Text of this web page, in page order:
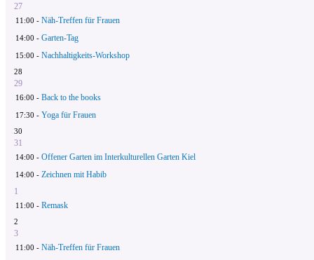
27
11:00 - Näh-Treffen für Frauen
14:00 - Garten-Tag
15:00 - Nachhaltigkeits-Workshop
28
29
16:00 - Back to the books
17:30 - Yoga für Frauen
30
31
14:00 - Offener Garten im Interkulturellen Garten Kiel
14:00 - Zeichnen mit Habib
1
11:00 - Remask
2
3
11:00 - Näh-Treffen für Frauen